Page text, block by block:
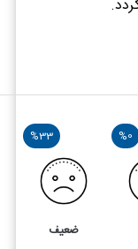
%0
%33
ضعیف